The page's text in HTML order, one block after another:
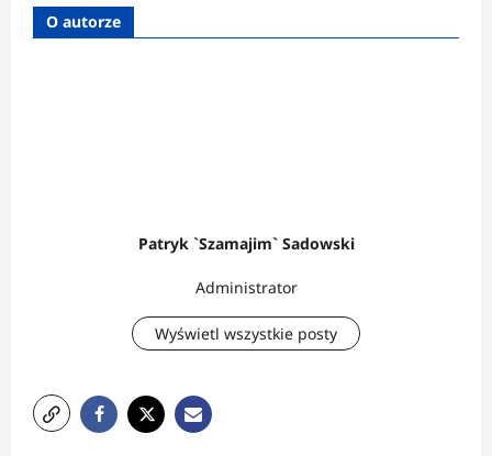
O autorze
Patryk `Szamajim` Sadowski
Administrator
Wyświetl wszystkie posty